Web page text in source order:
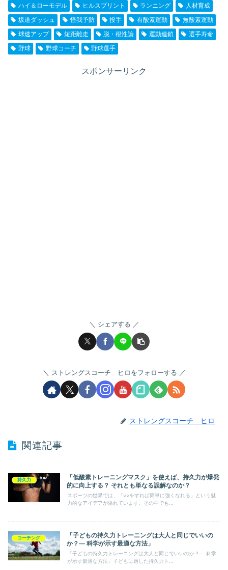
ハイ＆ローモデル ヒルスプリント ランニング
人材育成
坂道ダッシュ
怪我予防 投手 有酸素運動
無酸素運動
球速アップ
短距離走 脱・根性論 運動連鎖
選手寿命
野球
野球コーチ 野球選手
スポンサーリンク
シェアする
ストレングスコーチ ヒロをフォローする
ストレングスコーチ ヒロ
関連記事
持久力
「低酸素トレーニングマスク」を使えば、持久力が爆発
的に向上する？ それとも単なる誤解なのか？
スポーツの世界では、「○○をすれば簡単に強くなれる」という魅
力的なアイデアが溢れています。その中でも...
コーチング
「子どもの持久力トレーニングは大人と同じでいいの
か？— 科学が示す最適な方法」
「子どもの持久力トレーニングは大人と同じでいいのか？— 科学
が示す最適な方法」子どもに適した持久力ト...